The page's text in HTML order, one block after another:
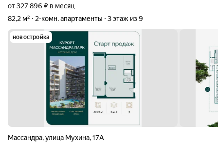
от 327 896 ₽ в месяц
82,2 м²
2-комн. апартаменты 3 этаж из 9
новостройка
Массандра,улица Мухина,17А